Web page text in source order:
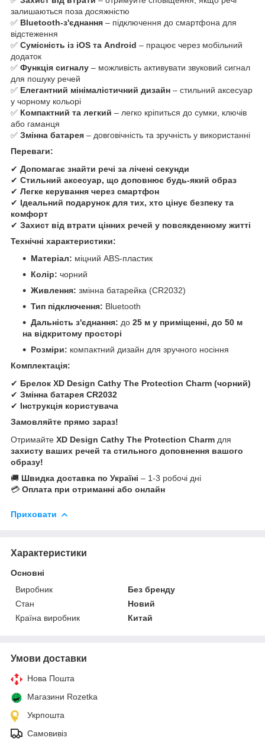
залишаються поза досяжністю
✅ Bluetooth-з'єднання – підключення до смартфона для
відстеження
✅ Сумісність із iOS та Android – працює через мобільний
додаток
✅ Функція сигналу – можливість активувати звуковий сигнал
для пошуку речей
✅ Елегантний мінімалістичний дизайн – стильний аксесуар
у чорному кольорі
✅ Компактний та легкий – легко кріпиться до сумки, ключів
або гаманця
✅ Змінна батарея – довговічність та зручність у використанні
Переваги:
✔ Допомагає знайти речі за лічені секунди
✔ Стильний аксесуар, що доповнює будь-який образ
✔ Легке керування через смартфон
✔ Ідеальний подарунок для тих, хто цінує безпеку та
комфорт
✔ Захист від втрати цінних речей у повсякденному житті
Технічні характеристики:
Матеріал: міцний ABS-пластик
Колір: чорний
Живлення: змінна батарейка (CR2032)
Тип підключення: Bluetooth
Дальність з'єднання: до 25 м у приміщенні, до 50 м
на відкритому просторі
Розміри: компактний дизайн для зручного носіння
Комплектація:
✔ Брелок XD Design Cathy The Protection Charm (чорний)
✔ Змінна батарея CR2032
✔ Інструкція користувача
Замовляйте прямо зараз!
Отримайте XD Design Cathy The Protection Charm для
захисту ваших речей та стильного доповнення вашого
образу!
🚚 Швидка доставка по Україні – 1-3 робочі дні
💳 Оплата при отриманні або онлайн
Приховати
Характеристики
Основні
Виробник
Без бренду
Стан
Новий
Країна виробник
Китай
Умови доставки
Нова Пошта
Магазини Rozetka
Укрпошта
Самовивіз